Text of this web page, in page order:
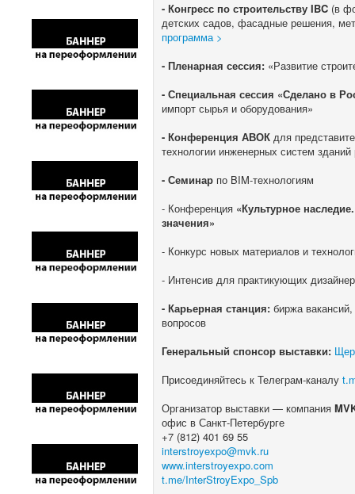
- Конгресс по строительству IBC (в
детских садов, фасадные решения,
программа >
- Пленарная сессия: «Развитие
- Специальная сессия «Сделано в
импорт сырья и оборудования»
- Конференция АВОК для
технологии инженерных систем зданий
- Семинар по BIM-технологиям
- Конференция «Культурное
значения»
- Конкурс новых материалов и
- Интенсив для практикующих
- Карьерная станция: биржа
вопросов
Генеральный спонсор выставки:
Присоединяйтесь к Телеграм-каналу
Организатор выставки — компания
офис в Санкт-Петербурге
+7 (812) 401 69 55
interstroyexpo@mvk.ru
www.interstroyexpo.com
t.me/InterStroyExpo_Spb